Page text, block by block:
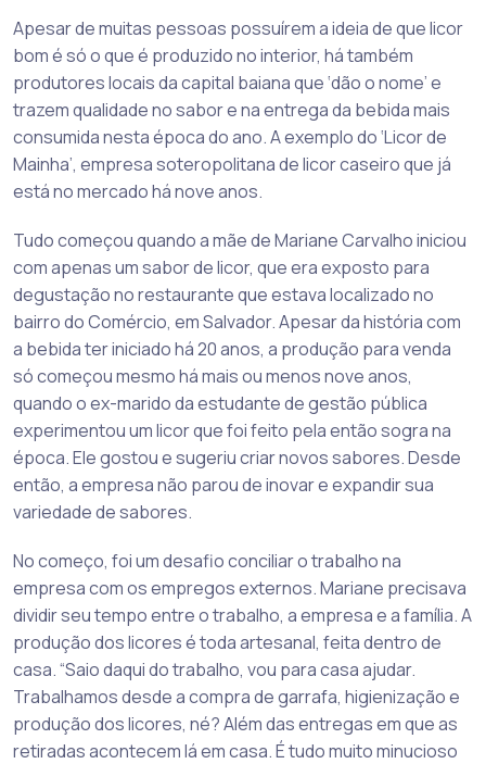
Apesar de muitas pessoas possuírem a ideia de que licor
bom é só o que é produzido no interior, há também
produtores locais da capital baiana que ‘dão o nome’ e
trazem qualidade no sabor e na entrega da bebida mais
consumida nesta época do ano. A exemplo do ‘Licor de
Mainha’, empresa soteropolitana de licor caseiro que já
está no mercado há nove anos.
Tudo começou quando a mãe de Mariane Carvalho iniciou
com apenas um sabor de licor, que era exposto para
degustação no restaurante que estava localizado no
bairro do Comércio, em Salvador. Apesar da história com
a bebida ter iniciado há 20 anos, a produção para venda
só começou mesmo há mais ou menos nove anos,
quando o ex-marido da estudante de gestão pública
experimentou um licor que foi feito pela então sogra na
época. Ele gostou e sugeriu criar novos sabores. Desde
então, a empresa não parou de inovar e expandir sua
variedade de sabores.
No começo, foi um desafio conciliar o trabalho na
empresa com os empregos externos. Mariane precisava
dividir seu tempo entre o trabalho, a empresa e a família. A
produção dos licores é toda artesanal, feita dentro de
casa. “Saio daqui do trabalho, vou para casa ajudar.
Trabalhamos desde a compra de garrafa, higienização e
produção dos licores, né? Além das entregas em que as
retiradas acontecem lá em casa. É tudo muito minucioso